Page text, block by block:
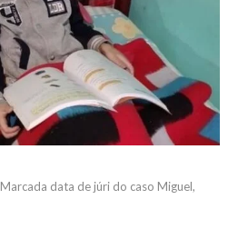
Marcada data de júri do caso Miguel,